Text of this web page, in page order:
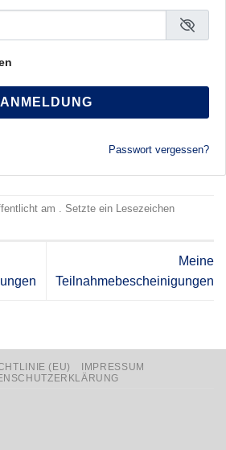
ANMELDUNG
Passwort vergessen?
am . Setzte ein Lesezeichen
Meine
Teilnahmebescheinigungen
(EU)
IMPRESSUM